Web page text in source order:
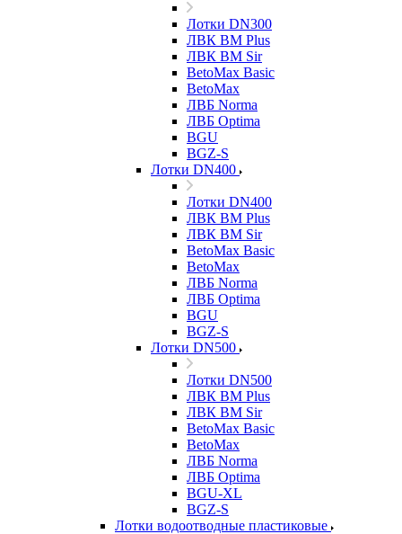
Лотки DN300
ЛВК ВМ Plus
ЛВК ВМ Sir
BetoMax Basic
BetoMax
ЛВБ Norma
ЛВБ Optima
BGU
BGZ-S
Лотки DN400
Лотки DN400
ЛВК ВМ Plus
ЛВК ВМ Sir
BetoMax Basic
BetoMax
ЛВБ Norma
ЛВБ Optima
BGU
BGZ-S
Лотки DN500
Лотки DN500
ЛВК ВМ Plus
ЛВК ВМ Sir
BetoMax Basic
BetoMax
ЛВБ Norma
ЛВБ Optima
BGU-XL
BGZ-S
Лотки водоотводные пластиковые